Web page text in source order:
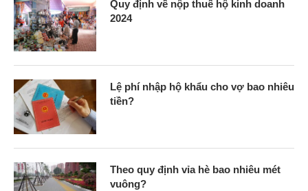
Quy định về nộp thuế hộ kinh doanh
2024
Lệ phí nhập hộ khẩu cho vợ bao nhiêu
tiền?
Theo quy định vỉa hè bao nhiêu mét
vuông?